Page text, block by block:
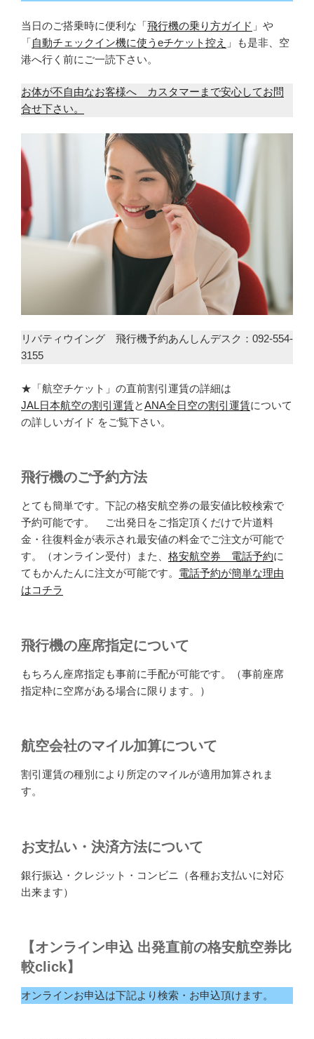
当日のご搭乗時に便利な「飛行機の乗り方ガイド 」や
「自動チェックイン機に使うeチケット控え 」も是非、空
港へ行く前にご一読下さい。
お体が不自由なお客様へ カスタマーまで安心してお問
合せ下さい。
リバティウイング 飛行機予約あんしんデスク：092-554-
3155
★「航空チケット」の直前割引運賃の詳細は
JAL日本航空の割引運賃とANA全日空の割引運賃について
の詳しいガイド をご覧下さい。
飛行機のご予約方法
とても簡単です。下記の格安航空券の最安値比較検索で
予約可能です。 ご出発日をご指定頂くだけで片道料
金・往復料金が表示され最安値の料金でご注文が可能で
す。（オンライン受付）また、 格安航空券 電話予約に
てもかんたんに注文が可能です。 電話予約が簡単な理由
はコチラ
飛行機の座席指定について
もちろん座席指定も事前に手配が可能です。（事前座席
指定枠に空席がある場合に限ります。）
航空会社のマイル加算について
割引運賃の種別により所定のマイルが適用加算されま
す。
お支払い・決済方法について
銀行振込・クレジット・コンビニ（各種お支払いに対応
出来ます）
【オンライン申込 出発直前の格安航空券比
較click】
オンラインお申込は下記より検索・お申込頂けます。